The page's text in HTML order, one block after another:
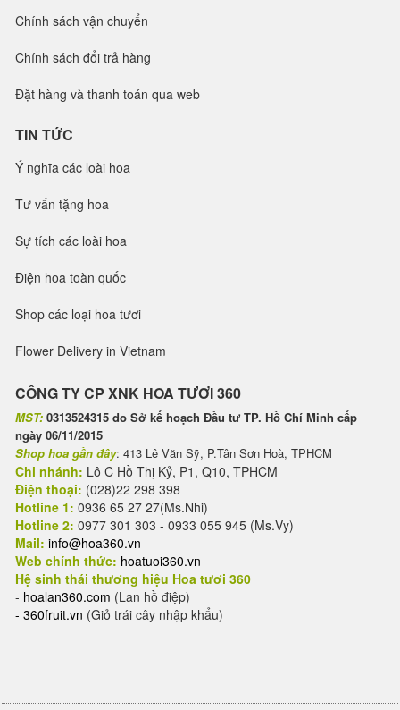
Chính sách vận chuyển
Chính sách đổi trả hàng
Đặt hàng và thanh toán qua web
TIN TỨC
Ý nghĩa các loài hoa
Tư vấn tặng hoa
Sự tích các loài hoa
Điện hoa toàn quốc
Shop các loại hoa tươi
Flower Delivery in Vietnam
CÔNG TY CP XNK HOA TƯƠI 360
MST: 0313524315 do Sở kế hoạch Đầu tư TP. Hồ Chí Minh cấp
ngày 06/11/2015
Shop hoa gần đây: 413 Lê Văn Sỹ, P.Tân Sơn Hoà, TPHCM
Chi nhánh: Lô C Hồ Thị Kỷ, P1, Q10, TPHCM
Điện thoại: (028)22 298 398
Hotline 1: 0936 65 27 27(Ms.Nhi)
Hotline 2: 0977 301 303 - 0933 055 945 (Ms.Vy)
Mail: info@hoa360.vn
Web chính thức: hoatuoi360.vn
Hệ sinh thái thương hiệu Hoa tươi 360
- hoalan360.com (Lan hồ điệp)
- 360fruit.vn (Giỏ trái cây nhập khẩu)